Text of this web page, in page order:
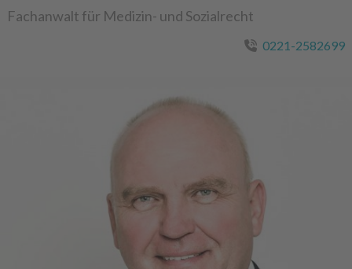
Fachanwalt für Medizin- und Sozialrecht
0221-2582699